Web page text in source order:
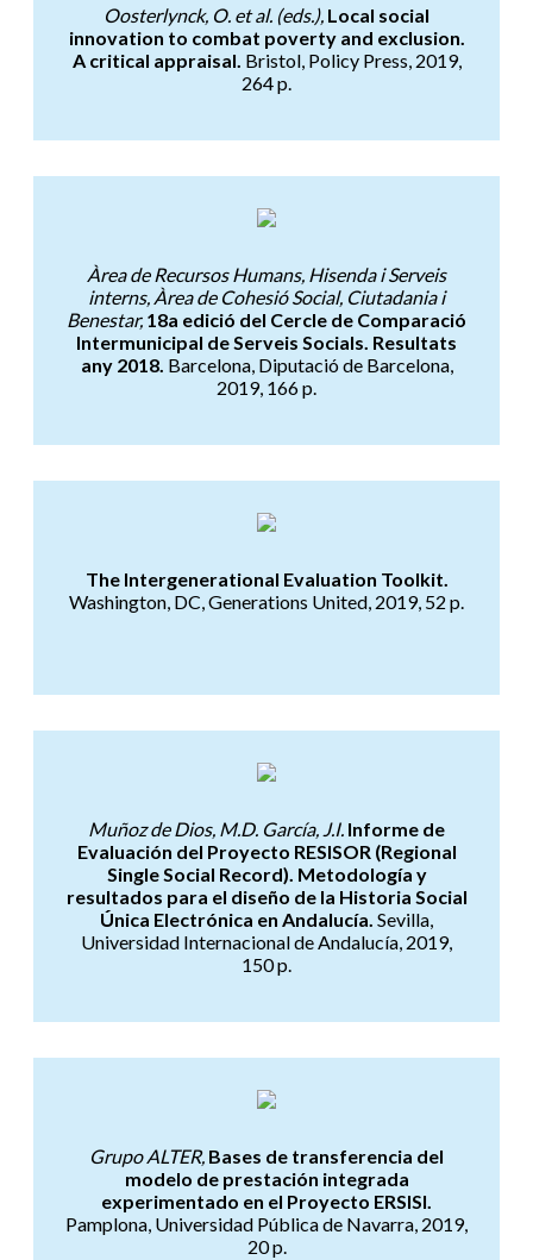
Oosterlynck, O. et al. (eds.), Local social
innovation to combat poverty and exclusion.
A critical appraisal. Bristol, Policy Press, 2019,
264 p.
Àrea de Recursos Humans, Hisenda i Serveis
interns, Àrea de Cohesió Social, Ciutadania i
Benestar, 18a edició del Cercle de Comparació
Intermunicipal de Serveis Socials. Resultats
any 2018. Barcelona, Diputació de Barcelona,
2019, 166 p.
The Intergenerational Evaluation Toolkit.
Washington, DC, Generations United, 2019, 52 p.
Muñoz de Dios, M.D. García, J.I. Informe de
Evaluación del Proyecto RESISOR (Regional
Single Social Record). Metodología y
resultados para el diseño de la Historia Social
Única Electrónica en Andalucía. Sevilla,
Universidad Internacional de Andalucía, 2019,
150 p.
Grupo ALTER, Bases de transferencia del
modelo de prestación integrada
experimentado en el Proyecto ERSISI.
Pamplona, Universidad Pública de Navarra, 2019,
20 p.